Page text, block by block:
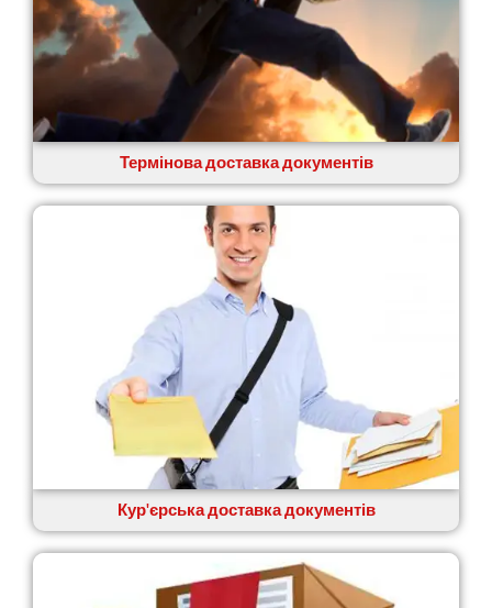
Умань
Ужгород
Узин
Васильків
Великі Лази
Великий Омеляник
Верхнедніпровськ
Вільнянськ
Віта-Поштова
Вознесенськ
Вишгород
Южноукраїнськ
Зарічани
Зазим’я
Термінова доставка документів
Кур'єрська доставка документів